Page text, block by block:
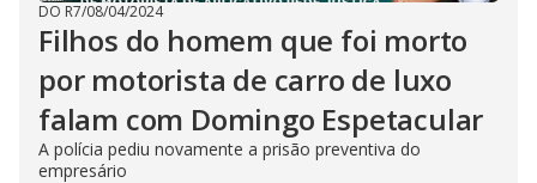
DO R7/08/04/2024
Filhos do homem que foi morto
por motorista de carro de luxo
falam com Domingo Espetacular
A polícia pediu novamente a prisão preventiva do
empresário